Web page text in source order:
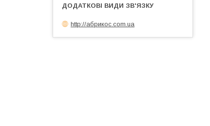
http://абрикос.com.ua